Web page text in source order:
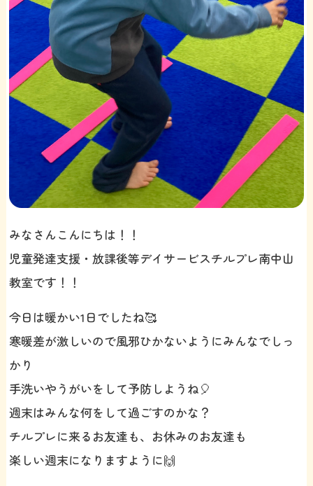
みなさんこんにちは！！
児童発達支援・放課後等デイサービスチルプレ南中山
教室です！！
今日は暖かい1日でしたね🥰
寒暖差が激しいので風邪ひかないようにみんなでしっ
かり
手洗いやうがいをして予防しようね🎈
週末はみんな何をして過ごすのかな？
チルプレに来るお友達も、お休みのお友達も
楽しい週末になりますように🙌